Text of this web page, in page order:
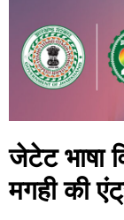
जेटेट भाषा
मगही की